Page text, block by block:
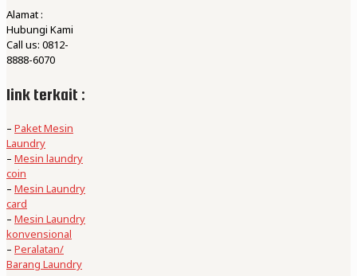
Alamat :
Hubungi Kami
Call us: 0812-
8888-6070
link terkait :
– Paket Mesin
Laundry
– Mesin laundry
coin
– Mesin Laundry
card
– Mesin Laundry
konvensional
– Peralatan/
Barang Laundry